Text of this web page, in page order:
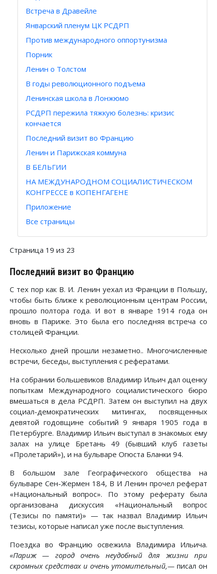
Встреча в Дравейле
Январский пленум ЦК РСДРП
Против международного оппортунизма
Порник
Ленин о Толстом
В годы революционного подъема
Ленинская школа в Лонжюмо
РСДРП пережила тяжкую болезнь: кризис
кончается
Последний визит во Францию
Ленин и Парижская коммуна
В БЕЛЬГИИ
НА МЕЖДУНАРОДНОМ СОЦИАЛИСТИЧЕСКОМ
КОНГРЕССЕ в КОПЕНГАГЕНЕ
Приложение
Все страницы
Страница 19 из 23
Последний визит во Францию
С тех пор как В. И. Ленин уехал из Франции в Польшу,
чтобы быть ближе к революционным центрам России,
прошло полтора года. И вот в январе 1914 года он
вновь в Париже. Это была его последняя встреча со
столицей Франции.
Несколько дней прошли незаметно.. Многочисленные
встречи, беседы, выступления с рефератами.
На собрании большевиков Владимир Ильич дал оценку
попыткам Международного социалистического бюро
вмешаться в дела РСДРП. Затем он выступил на двух
социал-демократических митингах, посвященных
девятой годовщине событий 9 января 1905 года в
Петербурге. Владимир Ильич выступал в знакомых ему
залах на улице Бретань 49 (бывший клуб газеты
«Пролетарий»), и на бульваре Огюста Бланки 94.
В большом зале Географического общества на
бульваре Сен-Жермен 184, В И Ленин прочел реферат
«Национальный вопрос». По этому реферату была
организована дискуссия «Национальный вопрос
(Тезисы по памяти)» — так назвал Владимир Ильич
тезисы, которые написал уже после выступления.
Поездка во Францию освежила Владимира Ильича.
«Париж — город очень неудобный для жизни при
скромных средствах и очень утомительный,—писал он